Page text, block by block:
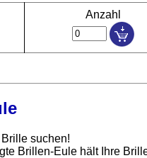
Anzahl
suchen!
Brillen-Eule hält Ihre